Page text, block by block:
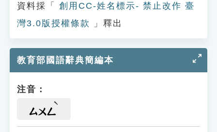
資料採「
創用CC-姓名標示- 禁止改作 臺
灣3.0版授權條款
」釋出
教育部國語辭典簡編本
注音：
ㄙㄨㄥ